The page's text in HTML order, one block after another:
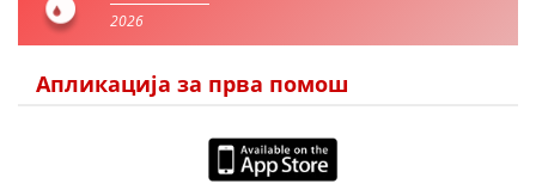
ТИМОВИ НА ООЦК ОХРИД
ОДНОСИ СО ЈАВНОСТ
ИСТРАЖУВАЊЕ НА ЈАВНО МИСЛЕЊЕ
2026
Апликација за прва помош